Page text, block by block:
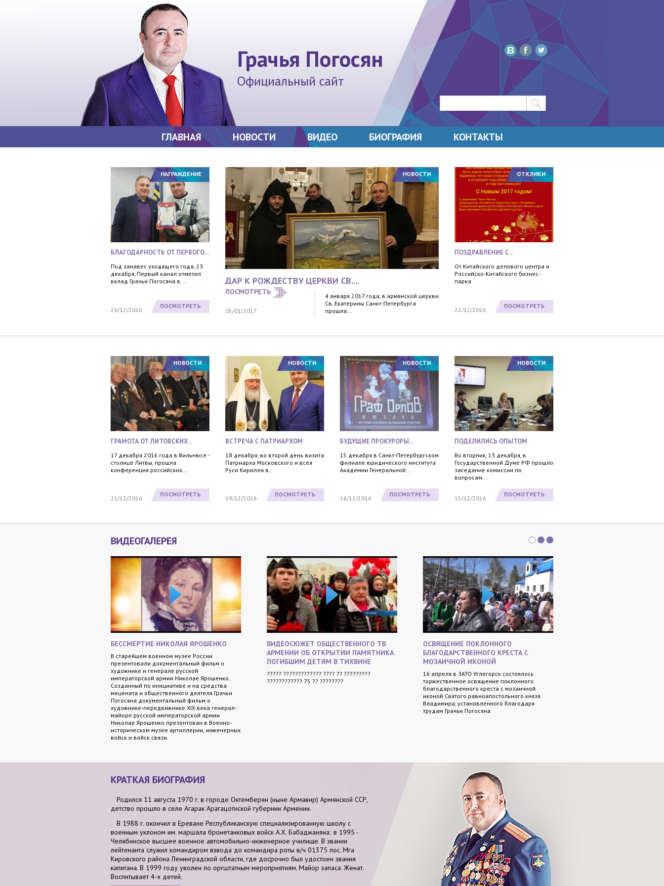
Грачья Погосян
Официальный сайт
ГЛАВНАЯ НОВОСТИ ВИДЕО БИОГРАФИЯ КОНТАКТЫ
БЛАГОДАРНОСТЬ ОТ ПЕРВОГО...
НАГРАЖДЕНИЕ
Под занавес уходящего года, 23
декабря, Первый канал отметил
вклад Грачьи Погосяна в...
ПОСМОТРЕТЬ
26/12/2016
ДАР К РОЖДЕСТВУ ЦЕРКВИ СВ....
НОВОСТИ
4 января 2017 года, в армянской церкви
Св. Екатерины Санкт-Петербурга
прошла...
ПОСМОТРЕТЬ
05/01/2017
ПОЗДРАВЛЕНИЕ С...
ОТКЛИКИ
От Китайского делового центра и
Российско-Китайского бизнес-
парка
ПОСМОТРЕТЬ
22/12/2016
ГРАМОТА ОТ ЛИТОВСКИХ...
НОВОСТИ
17 декабря 2016 года в Вильнюсе -
столице Литвы, прошла
конференция российских...
ПОСМОТРЕТЬ
21/12/2016
ВСТРЕЧА С ПАТРИАРХОМ
НОВОСТИ
18 декабря, во второй день визита
Патриарха Московского и всея
Руси Кирилла в...
ПОСМОТРЕТЬ
19/12/2016
БУДУЩИЕ ПРОКУРОРЫ...
НОВОСТИ
15 декабря в Санкт-Петербургском
филиале юридического института
Академии Генеральной...
ПОСМОТРЕТЬ
16/12/2016
ПОДЕЛИЛИСЬ ОПЫТОМ
НОВОСТИ
Во вторник, 13 декабря, в
Государственной Думе РФ прошло
заседание комиссии по
вопросам...
ПОСМОТРЕТЬ
15/12/2016
ВИДЕОГАЛЕРЕЯ
БЕССМЕРТИЕ НИКОЛАЯ ЯРОШЕНКО
В старейшем военном музее России
презентовали документальный фильм о
художнике и генерале русской
императорской армии Николае Ярошенко.
Созданный по инициативе и на средства
мецената и общественного деятеля Грачьи
Погосяна документальный фильм о
художнике-передвижнике XIX века генерал-
майоре русской императорской армии
Николае Ярошенко презентован в Военно-
историческом музее артиллерии, инженерных
войск и войск связи.
ВИДЕОСЮЖЕТ ОБЩЕСТВЕННОГО ТВ
АРМЕНИИ ОБ ОТКРЫТИИ ПАМЯТНИКА
ПОГИБШИМ ДЕТЯМ В ТИХВИНЕ
????? ????????????? ???? ?? ?????????
???????????? 75 ?? ????????
ОСВЯЩЕНИЕ ПОКЛОННОГО
БЛАГОДАРСТВЕННОГО КРЕСТА С
МОЗАИЧНОЙ ИКОНОЙ
16 апреля в ЗАТО Углегорск состоялось
торжественное освящение поклонного
благодарственного креста с мозаичной
иконой Святого равноапостольного князя
Владимира, установленного благодаря
трудам Грачьи Погосяна
КРАТКАЯ БИОГРАФИЯ
Родился 11 августа 1970 г. в городе Октемберян (ныне Армавир) Армянской ССР,
детство прошло в селе Агарак Арагацотнской губернии Армении.
В 1988 г. окончил в Ереване Республиканскую специализированную школу с
военным уклоном им. маршала бронетанковых войск А.Х. Бабаджаняна; в 1995 -
Челябинское высшее военное автомобильно-инженерное училище. В звании
лейтенанта служил командиром взвода до командира роты в/ч 01375 пос. Мга
Кировского района Ленинградской области, где досрочно был удостоен звания
капитана. В 1999 году уволен по оргштатным мероприятиям. Майор запаса. Женат.
Воспитывает 4-х детей.